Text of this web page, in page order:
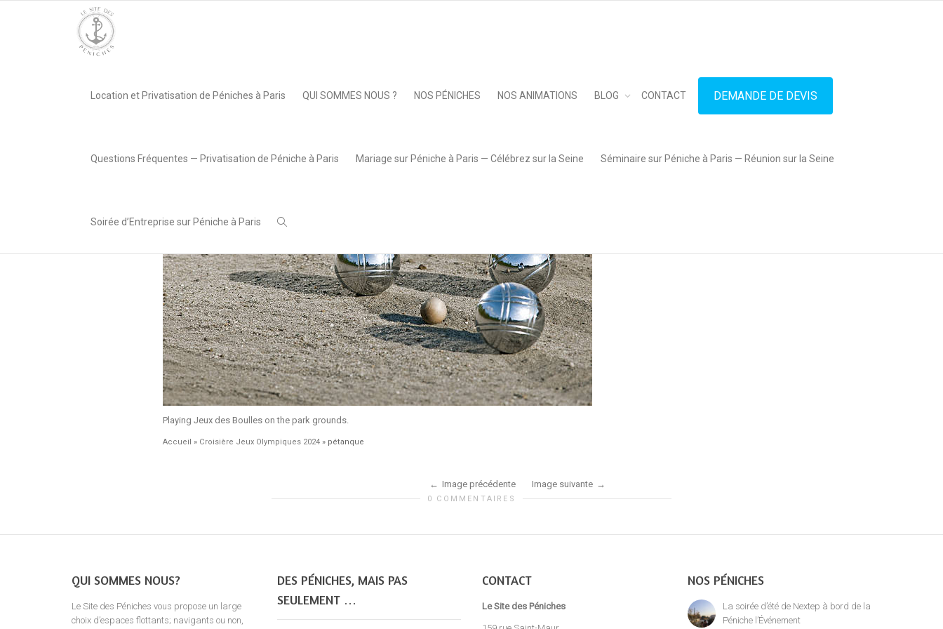
Location et Privatisation de Péniches à Paris QUI SOMMES NOUS ? NOS PÉNICHES NOS ANIMATIONS BLOG CONTACT DEMANDE DE DEVIS
Questions Fréquentes — Privatisation de Péniche à Paris Mariage sur Péniche à Paris — Célébrez sur la Seine Séminaire sur Péniche à Paris — Réunion sur la Seine
Soirée d’Entreprise sur Péniche à Paris
Playing Jeux des Boulles on the park grounds.
Accueil » Croisière Jeux Olympiques 2024 » pétanque
Image précédente Image suivante
0 COMMENTAIRES
QUI SOMMES NOUS?
Le Site des Péniches vous propose un large
choix d’espaces flottants; navigants ou non,
DES PÉNICHES, MAIS PAS
SEULEMENT …
CONTACT
Le Site des Péniches
NOS PÉNICHES
La soirée d’été de Nextep à bord de la
Péniche l’Événement